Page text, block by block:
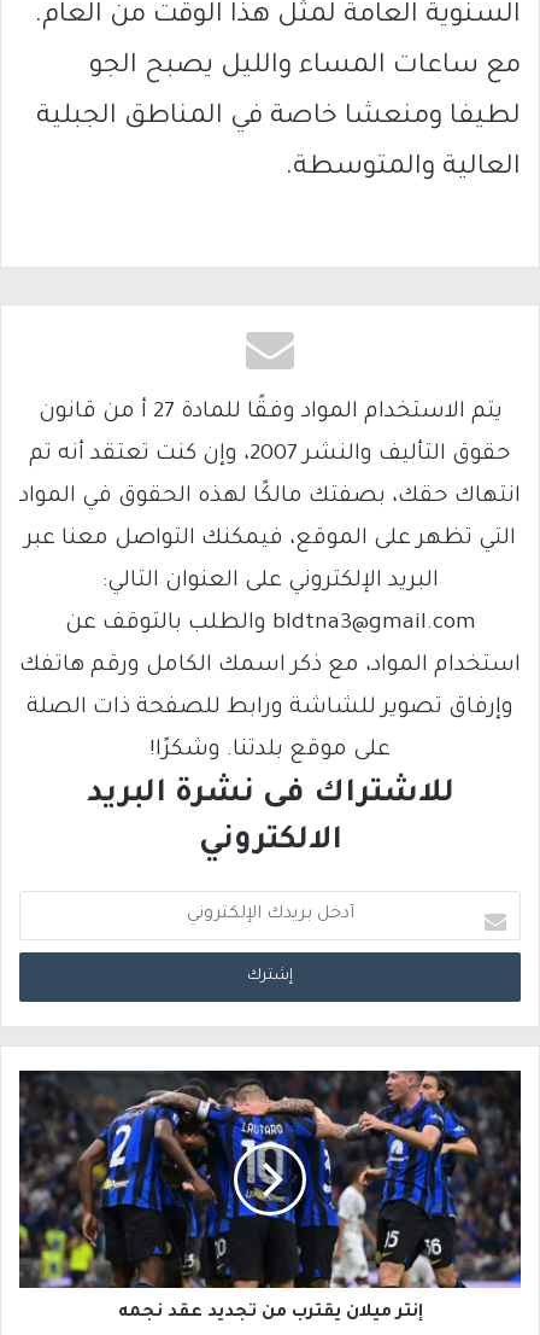
السنوية العامة لمثل هذا الوقت من العام.
مع ساعات المساء والليل يصبح الجو
لطيفا ومنعشا خاصة في المناطق الجبلية
العالية والمتوسطة.
يتم الاستخدام المواد وفقًا للمادة 27 أ من قانون
حقوق التأليف والنشر 2007، وإن كنت تعتقد أنه تم
انتهاك حقك، بصفتك مالكًا لهذه الحقوق في المواد
التي تظهر على الموقع، فيمكنك التواصل معنا عبر
البريد الإلكتروني على العنوان التالي:
bldtna3@gmail.com والطلب بالتوقف عن
استخدام المواد، مع ذكر اسمك الكامل ورقم هاتفك
وإرفاق تصوير للشاشة ورابط للصفحة ذات الصلة
على موقع بلدتنا. وشكرًا!
للاشتراك فى نشرة البريد
الالكتروني
د
خ
ب
ي
د
ك
ا
إنتر ميلان يقترب من تجديد عقد نجمه